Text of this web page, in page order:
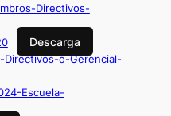
Directivos-
Descarga
o-Gerencial-
Escuela-